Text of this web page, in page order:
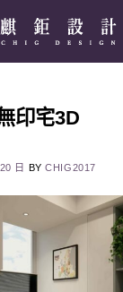
印宅3D
日 BYCHIG2017